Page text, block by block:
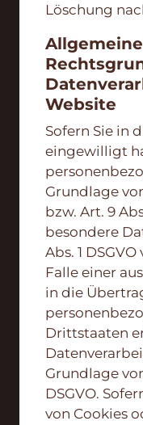
Löschung
Website
Sofern Sie in
eingewilligt
Grundlage
bzw. Art. 9
besondere
Abs. 1
Falle einer
in die
Drittstaaten
Grundlage
DSGVO.
von Cookies